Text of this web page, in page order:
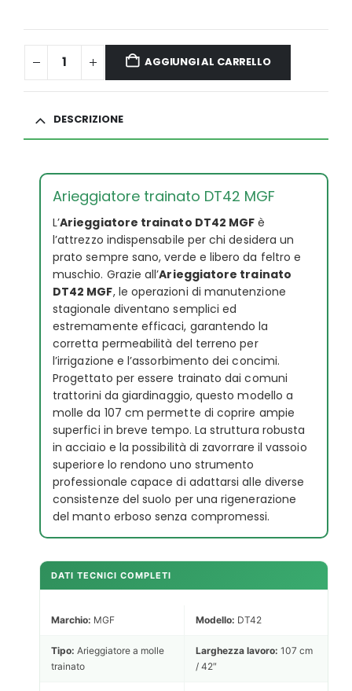
AGGIUNGI AL CARRELLO
DESCRIZIONE
Arieggiatore trainato DT42 MGF
L’Arieggiatore trainato DT42 MGF è
l’attrezzo indispensabile per chi desidera un
prato sempre sano, verde e libero da feltro e
muschio. Grazie all’Arieggiatore trainato
DT42 MGF, le operazioni di manutenzione
stagionale diventano semplici ed
estremamente efficaci, garantendo la
corretta permeabilità del terreno per
l’irrigazione e l’assorbimento dei concimi.
Progettato per essere trainato dai comuni
trattorini da giardinaggio, questo modello a
molle da 107 cm permette di coprire ampie
superfici in breve tempo. La struttura robusta
in acciaio e la possibilità di zavorrare il vassoio
superiore lo rendono uno strumento
professionale capace di adattarsi alle diverse
consistenze del suolo per una rigenerazione
del manto erboso senza compromessi.
DATI TECNICI COMPLETI
Marchio: MGF Modello: DT42
Tipo: Arieggiatore a molle
trainato
Larghezza lavoro: 107 cm
/ 42″